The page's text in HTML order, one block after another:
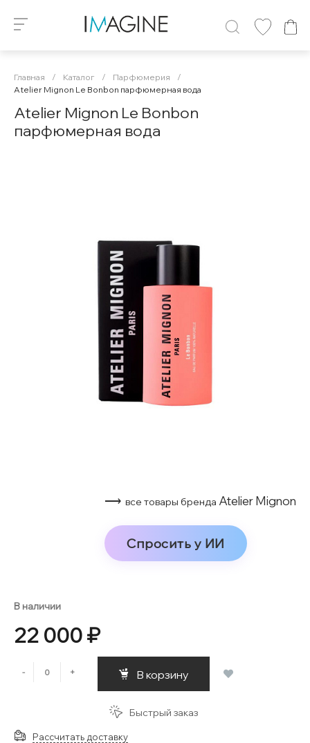
Главная / Каталог / Парфюмерия
/
Atelier Mignon Le Bonbon парфюмерная вода
Atelier Mignon Le Bonbon
парфюмерная вода
⟶ все товары бренда Atelier Mignon
Спросить у ИИ
В наличии
22 000 ₽
- + В корзину
Быстрый заказ
Рассчитать доставку